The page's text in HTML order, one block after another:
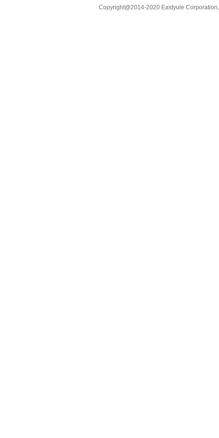
Copyright@2014-2020 Eastyule